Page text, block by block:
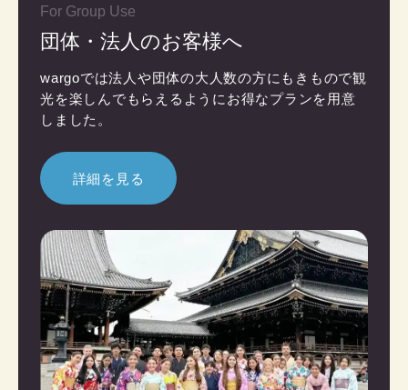
For Group Use
団体・法人のお客様へ
wargoでは法人や団体の大人数の方にもきもので観
光を楽しんでもらえるようにお得なプランを用意
しました。
詳細を見る